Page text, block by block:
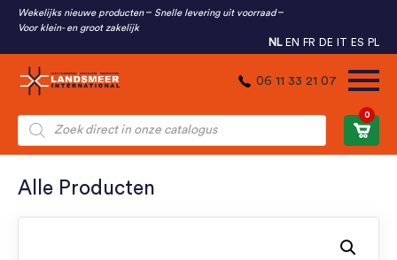
Wekelijks nieuwe producten
Snelle levering uit voorraad
Voor klein- en groot zakelijk
NL EN FR DE IT ES PL
06 11 33 21 07
Producten
zoeken
0
Alle Producten